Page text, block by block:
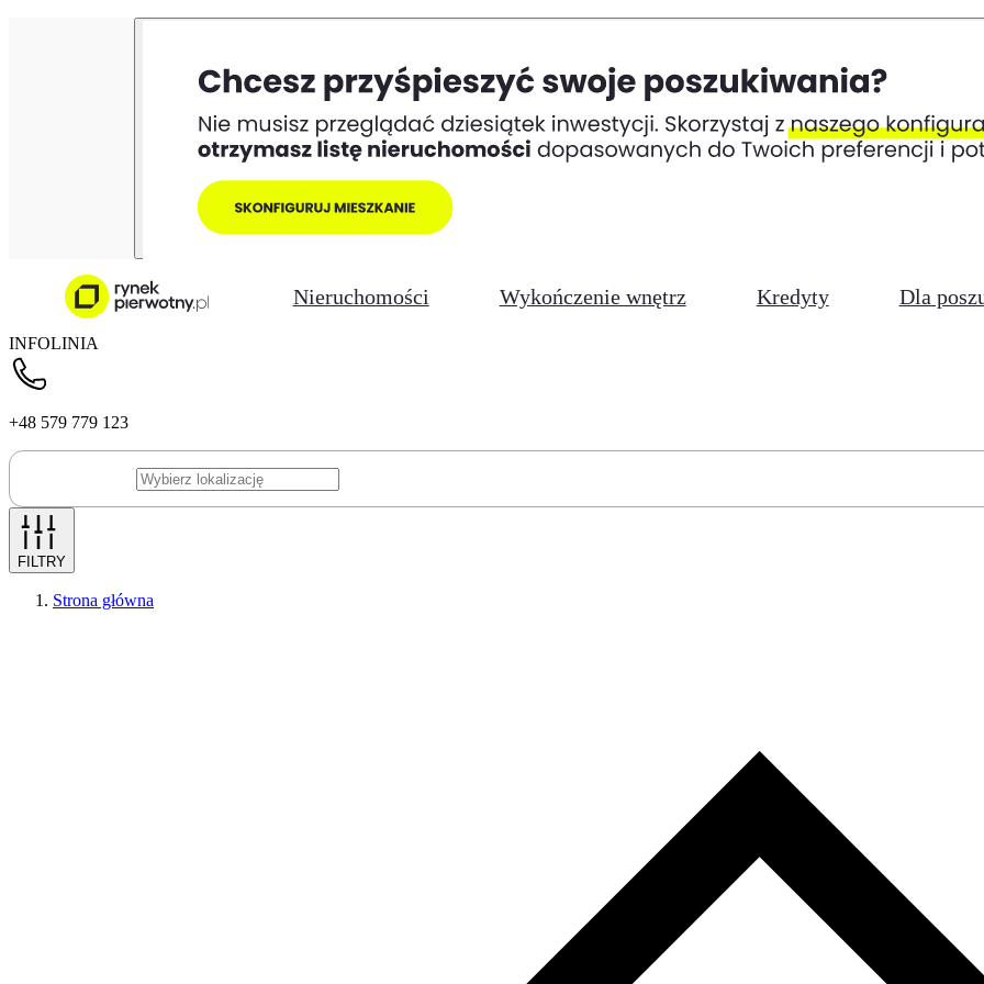
Nieruchomości Wykończenie wnętrz Kredyty Dla
INFOLINIA
+48 579 779 123
FILTRY
Strona główna